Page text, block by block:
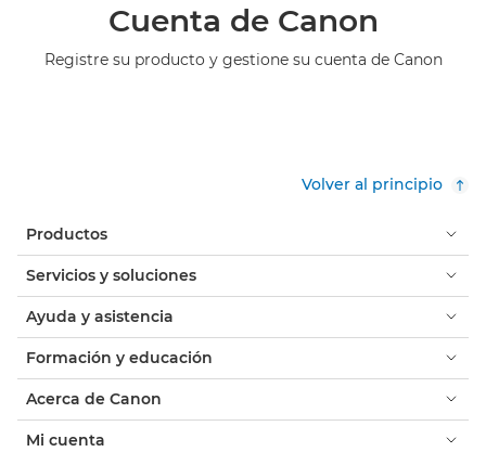
Cuenta de Canon
Registre su producto y gestione su cuenta de Canon
Volver al principio
Productos
Servicios y soluciones
Ayuda y asistencia
Formación y educación
Acerca de Canon
Mi cuenta